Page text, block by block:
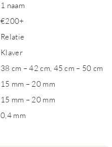
1 naam
€200+
Relatie
Klaver
38 cm – 42 cm, 45 cm – 50 cm
15 mm – 20 mm
15 mm – 20 mm
0,4 mm